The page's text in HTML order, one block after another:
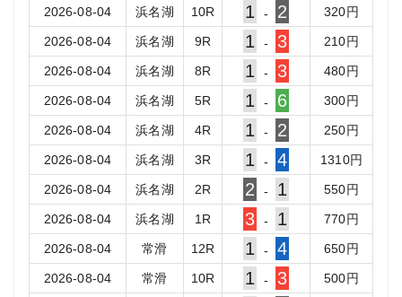
2026-08-04 浜名湖 10R 1 - 2 320円
2026-08-04 浜名湖 9R 1 - 3 210円
2026-08-04 浜名湖 8R 1 - 3 480円
2026-08-04 浜名湖 5R 1 - 6 300円
2026-08-04 浜名湖 4R 1 - 2 250円
2026-08-04 浜名湖 3R 1 - 4 1310円
2026-08-04 浜名湖 2R 2 - 1 550円
2026-08-04 浜名湖 1 R 3 - 1 770円
2026-08-04 常滑 12R 1 - 4 650円
2026-08-04 常滑 10R 1 - 3 500円